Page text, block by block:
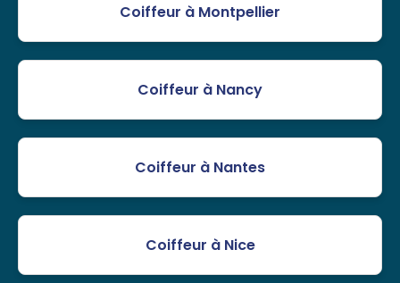
Coiffeur à Montpellier
Coiffeur à Nancy
Coiffeur à Nantes
Coiffeur à Nice